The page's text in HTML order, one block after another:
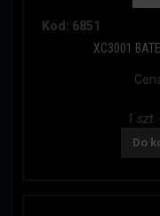
Kod: 6851
XC3001
1 szt.
Do